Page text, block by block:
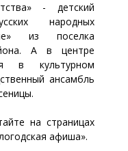
- детский
народных
из поселка
А в центре
в культурном
ансамбль
на страницах
афиша».